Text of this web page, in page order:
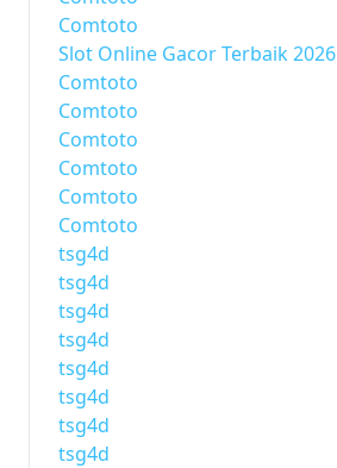
Comtoto
Slot Online Gacor Terbaik 2026
Comtoto
Comtoto
Comtoto
Comtoto
Comtoto
Comtoto
tsg4d
tsg4d
tsg4d
tsg4d
tsg4d
tsg4d
tsg4d
tsg4d